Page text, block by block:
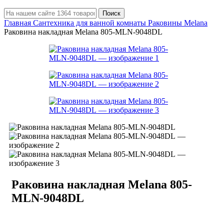
Поиск
Главная Сантехника для ванной комнаты Раковины Melana
Раковина накладная Melana 805-MLN-9048DL
Раковина накладная Melana 805-
MLN-9048DL